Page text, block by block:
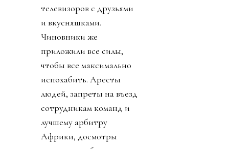
телевизоров с друзьями
и вкусняшками.
Чиновники же
приложили все силы,
чтобы все максимально
испохабить. Аресты
людей, запреты на въезд
сотрудникам команд и
лучшему арбитру
Африки, досмотры